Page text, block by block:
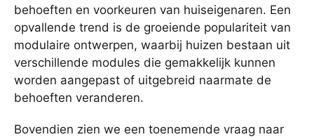
behoeften en voorkeuren van huiseigenaren. Een
opvallende trend is de groeiende populariteit van
modulaire ontwerpen, waarbij huizen bestaan uit
verschillende modules die gemakkelijk kunnen
worden aangepast of uitgebreid naarmate de
behoeften veranderen.
Bovendien zien we een toenemende vraag naar